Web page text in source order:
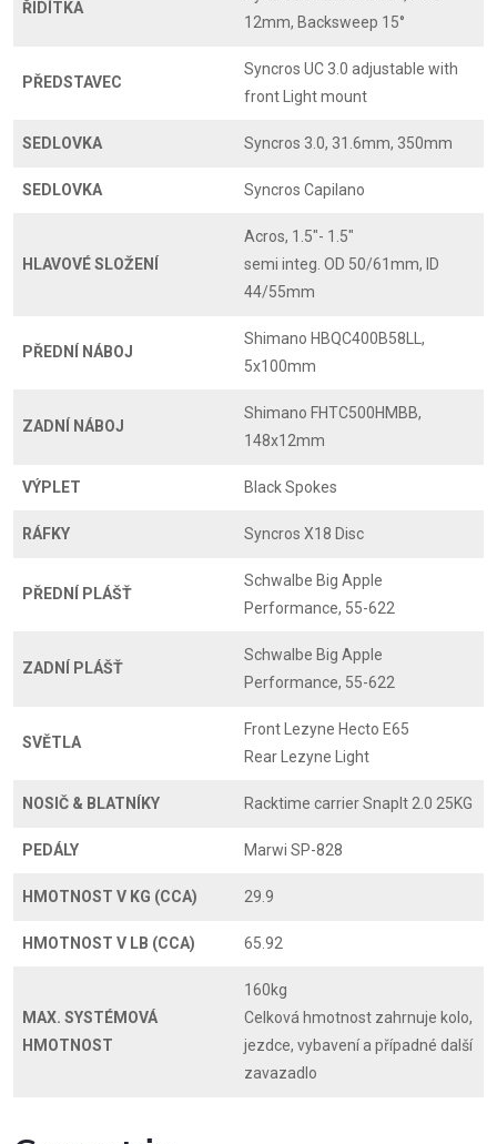
ŘIDÍTKA
12mm, Backsweep 15°
PŘEDSTAVEC
Syncros UC 3.0 adjustable with
front Light mount
SEDLOVKA Syncros 3.0, 31.6mm, 350mm
SEDLOVKA Syncros Capilano
HLAVOVÉ SLOŽENÍ
Acros, 1.5"- 1.5"
semi integ. OD 50/61mm, ID
44/55mm
PŘEDNÍ NÁBOJ
Shimano HBQC400B58LL,
5x100mm
ZADNÍ NÁBOJ
Shimano FHTC500HMBB,
148x12mm
VÝPLET Black Spokes
RÁFKY Syncros X18 Disc
PŘEDNÍ PLÁŠŤ
Schwalbe Big Apple
Performance, 55-622
ZADNÍ PLÁŠŤ
Schwalbe Big Apple
Performance, 55-622
SVĚTLA
Front Lezyne Hecto E65
Rear Lezyne Light
NOSIČ & BLATNÍKY Racktime carrier SnapIt 2.0 25KG
PEDÁLY Marwi SP-828
HMOTNOST V KG (CCA) 29.9
HMOTNOST V LB (CCA) 65.92
MAX. SYSTÉMOVÁ
HMOTNOST
160kg
Celková hmotnost zahrnuje kolo,
jezdce, vybavení a případné další
zavazadlo